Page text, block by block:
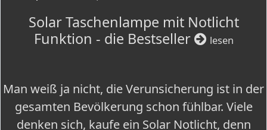
Solar Taschenlampe mit Notlicht
Funktion - die Bestseller
lesen
Man weiß ja nicht, die Verunsicherung ist in der
gesamten Bevölkerung schon fühlbar. Viele
denken sich, kaufe ein Solar Notlicht, denn